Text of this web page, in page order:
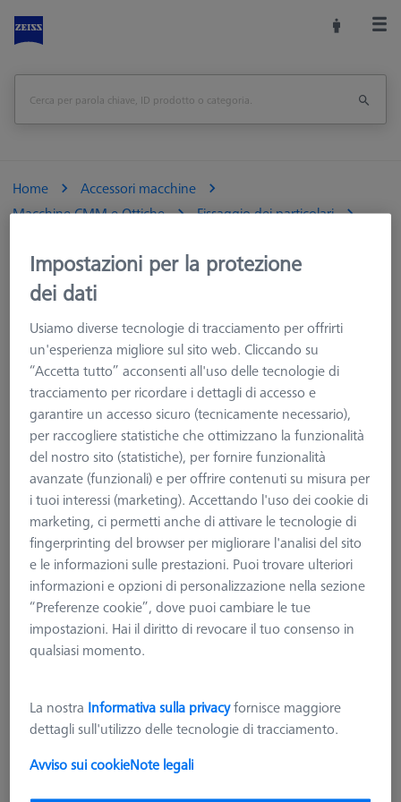
Home
Accessori macchine
Macchine CMM e Ottiche
Fissaggio dei particolari
Mandrini per tavole RT
Mandrino 3 griffe DIN6350, per tavole RT Ø100 mm
Stampa pagina
MANDRINI PER TAVOLE RT
Impostazioni per la protezione
dei dati
Usiamo diverse tecnologie di tracciamento per offrirti
un'esperienza migliore sul sito web. Cliccando su
“Accetta tutto” acconsenti all'uso delle tecnologie di
tracciamento per ricordare i dettagli di accesso e
garantire un accesso sicuro (tecnicamente necessario),
per raccogliere statistiche che ottimizzano la funzionalità
del nostro sito (statistiche), per fornire funzionalità
avanzate (funzionali) e per offrire contenuti su misura per
i tuoi interessi (marketing). Accettando l'uso dei cookie di
marketing, ci permetti anche di attivare le tecnologie di
fingerprinting del browser per migliorare l'analisi del sito
e le informazioni sulle prestazioni. Puoi trovare ulteriori
informazioni e opzioni di personalizzazione nella sezione
“Preferenze cookie”, dove puoi cambiare le tue
impostazioni. Hai il diritto di revocare il tuo consenso in
qualsiasi momento.
La nostra Informativa sulla privacyfornisce maggiore
dettagli sull'utilizzo delle tecnologie di tracciamento.
Avviso sui cookieNote legali